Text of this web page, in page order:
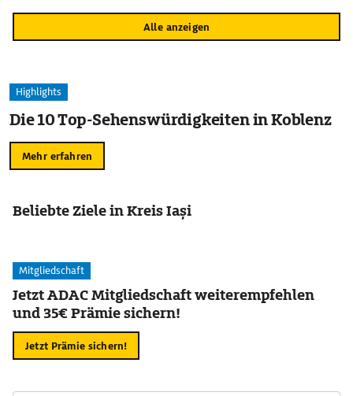
Alle anzeigen
Highlights
Die 10 Top-Sehenswürdigkeiten in Koblenz
Mehr erfahren
Beliebte Ziele in Kreis Iași
Mitgliedschaft
Jetzt ADAC Mitgliedschaft weiterempfehlen
und 35€ Prämie sichern!
Jetzt Prämie sichern!